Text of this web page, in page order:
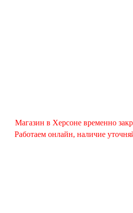
Магазин в Херсоне временно
Работаем онлайн, наличие